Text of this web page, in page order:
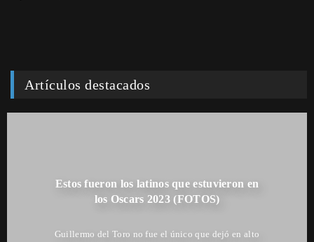
Artículos destacados
Estos fueron los latinos que estuvieron en
los Oscars 2023 (FOTOS)
Guillermo del Toro no fue el único que dejó en alto